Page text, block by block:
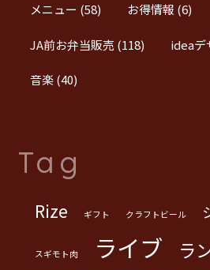
メニュー (58) お得情報 (6)
JA前お弁当販売 (118) ideaデ
音楽(40)
Tag
Rize ギフト クラフトビール
スギモト肉 ライブ ラ